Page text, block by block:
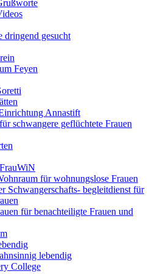
dringend gesucht
Feyen
Annastift
schwangere geflüchtete Frauen
für wohnungslose Frauen
Schwangerschafts- begleitdienst für
für benachteiligte Frauen und
lebendig
College